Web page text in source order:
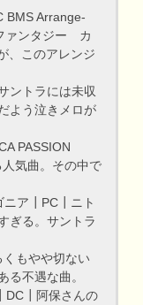
BMS Arrange-
ァンタジー カ
、このアレンジ
トラには未収
よう泣きメロが
PASSION
気曲。その中で
ニア┃PC┃ニト
ぎる。サントラ
もやや切ない
る不遇な曲。
阿保さんの